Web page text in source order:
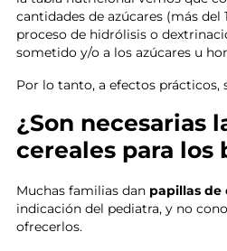
cantidades de azúcares (más del
proceso de hidrólisis o
sometido y/o a los azúcares u
Por lo tanto, a efectos prácticos,
¿Son necesarias
cereales para los
Muchas familias dan papillas de
indicación del pediatra, y no
ofrecerlos.